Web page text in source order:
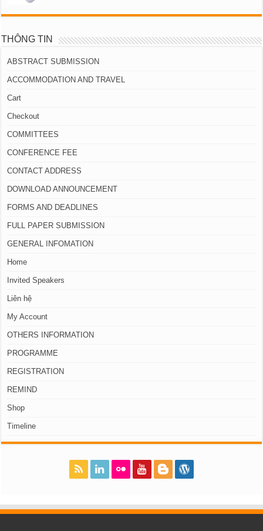
THÔNG TIN
ABSTRACT SUBMISSION
ACCOMMODATION AND TRAVEL
Cart
Checkout
COMMITTEES
CONFERENCE FEE
CONTACT ADDRESS
DOWNLOAD ANNOUNCEMENT
FORMS AND DEADLINES
FULL PAPER SUBMISSION
GENERAL INFOMATION
Home
Invited Speakers
Liên hệ
My Account
OTHERS INFORMATION
PROGRAMME
REGISTRATION
REMIND
Shop
Timeline